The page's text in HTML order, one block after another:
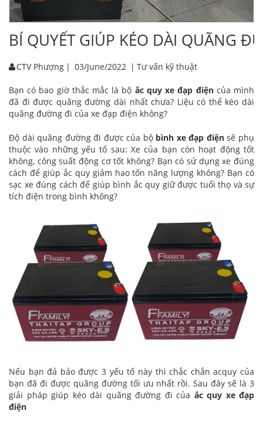
BÍ QUYẾT GIÚP KÉO DÀI QUÃNG
CTV Phượng | 03/June/2022 | Tư vấn kỹ thuật
Bạn có bao giờ thắc mắc là bộ ắc quy xe đạp điệncủa mình
đã đi được quãng đường dài nhất chưa? Liệu có thể kéo dài
quãng đường đi của xe đạp điện không?
Độ dài quãng đường đi được của bộ bình xe đạp điệnsẽ phụ
thuộc vào những yếu tố sau: Xe của bạn còn hoạt động tốt
không, công suất động cơ tốt không? Bạn có sử dụng xe đúng
cách để giúp ắc quy giảm hao tốn năng lượng không? Bạn có
sạc xe đúng cách để giúp bình ắc quy giữ được tuổi thọ và sự
tích điện trong bình không?
Nếu bạn đả bảo được 3 yếu tố này thì chắc chắn acquy của
bạn đã đi được quãng đường tối ưu nhất rồi. Sau đây sẽ là 3
giải pháp giúp kéo dài quãng đường đi của ắc quy xe đạp
điện